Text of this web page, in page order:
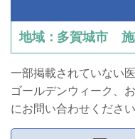
地域 多賀城市
一部掲載されていない
ゴールデンウィーク、
にお問い合わせください